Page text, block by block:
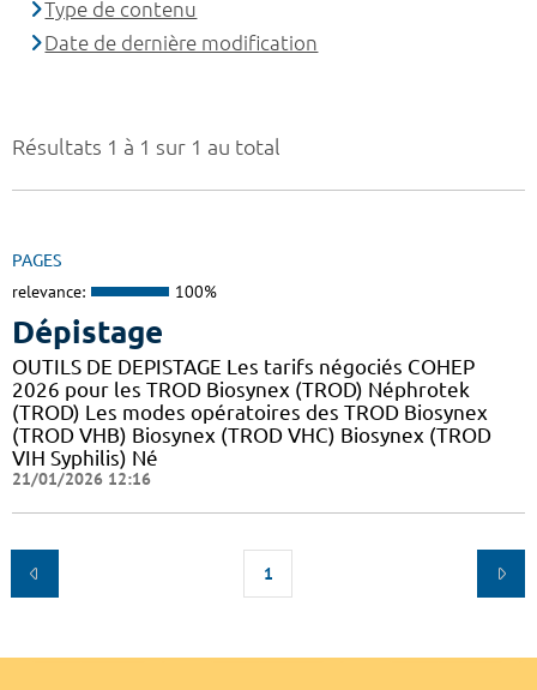
Résultats 1 à 1 sur 1 au total
PAGES
relevance: 100%
Dépistage
OUTILS DE DEPISTAGE Les tarifs négociés COHEP
2026 pour les TROD Biosynex (TROD) Néphrotek
(TROD) Les modes opératoires des TROD Biosynex
(TROD VHB) Biosynex (TROD VHC) Biosynex (TROD
VIH Syphilis) Né
21/01/2026 12:16
1
Type de contenu
Date de dernière modification